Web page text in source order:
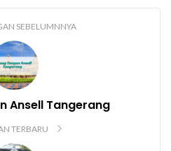
SEBELUMNNYA
Ansell Tangerang
TERBARU